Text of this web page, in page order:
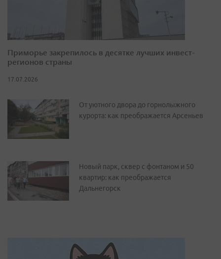
Приморье закрепилось в десятке лучших инвест-
регионов страны
17.07.2026
От уютного двора до горнолыжного
курорта: как преображается Арсеньев
Новый парк, сквер с фонтаном и 50
квартир: как преображается
Дальнегорск